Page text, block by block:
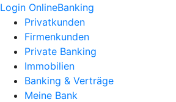
Login OnlineBanking
Privatkunden
Firmenkunden
Private Banking
Immobilien
Banking & Verträge
Meine Bank